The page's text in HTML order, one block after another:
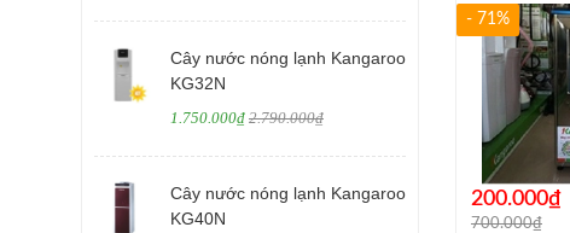
- 71%
200.000₫
700.000₫
Cây nước nóng lạnh Kangaroo
KG32N
1.750.000₫ 2.790.000₫
Cây nước nóng lạnh Kangaroo
KG40N